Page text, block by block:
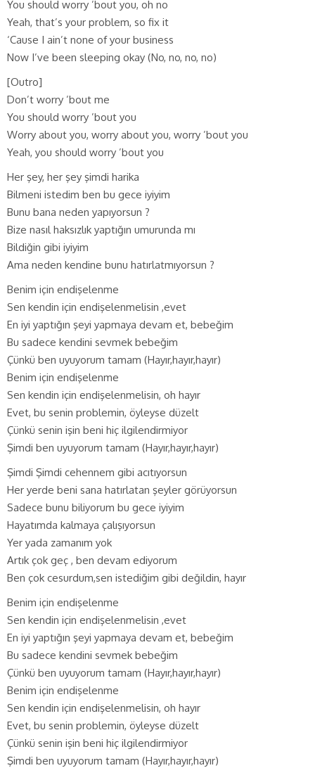
You should worry ’bout you, oh no
Yeah, that’s your problem, so fix it
‘Cause I ain’t none of your business
Now I’ve been sleeping okay (No, no, no, no)
[Outro]
Don’t worry ’bout me
You should worry ’bout you
Worry about you, worry about you, worry ’bout you
Yeah, you should worry ’bout you
Her şey, her şey şimdi harika
Bilmeni istedim ben bu gece iyiyim
Bunu bana neden yapıyorsun ?
Bize nasıl haksızlık yaptığın umurunda mı
Bildiğin gibi iyiyim
Ama neden kendine bunu hatırlatmıyorsun ?
Benim için endişelenme
Sen kendin için endişelenmelisin ,evet
En iyi yaptığın şeyi yapmaya devam et, bebeğim
Bu sadece kendini sevmek bebeğim
Çünkü ben uyuyorum tamam (Hayır,hayır,hayır)
Benim için endişelenme
Sen kendin için endişelenmelisin, oh hayır
Evet, bu senin problemin, öyleyse düzelt
Çünkü senin işin beni hiç ilgilendirmiyor
Şimdi ben uyuyorum tamam (Hayır,hayır,hayır)
Şimdi Şimdi cehennem gibi acıtıyorsun
Her yerde beni sana hatırlatan şeyler görüyorsun
Sadece bunu biliyorum bu gece iyiyim
Hayatımda kalmaya çalışıyorsun
Yer yada zamanım yok
Artık çok geç , ben devam ediyorum
Ben çok cesurdum,sen istediğim gibi değildin, hayır
Benim için endişelenme
Sen kendin için endişelenmelisin ,evet
En iyi yaptığın şeyi yapmaya devam et, bebeğim
Bu sadece kendini sevmek bebeğim
Çünkü ben uyuyorum tamam (Hayır,hayır,hayır)
Benim için endişelenme
Sen kendin için endişelenmelisin, oh hayır
Evet, bu senin problemin, öyleyse düzelt
Çünkü senin işin beni hiç ilgilendirmiyor
Şimdi ben uyuyorum tamam (Hayır,hayır,hayır)